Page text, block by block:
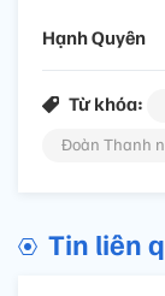
Hạnh Quyên
Từ khóa:
Đoàn Thanh
Tin liên